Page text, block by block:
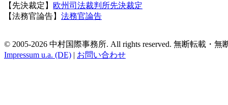
【先決裁定】 欧州司法裁判所先決裁定
【法務官論告】 法務官論告
© 2005-2026 中村国際事務所. All rights reserved. 無断転載・
Impressum u.a. (DE) | お問い合わせ